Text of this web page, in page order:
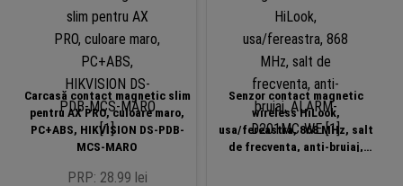
Carcasă contact magnetic slim
pentru AX PRO, culoare maro,
PC+ABS, HIKVISION DS-PDB-
MCS-MARO
PRP: 28.99 lei
Senzor contact magnetic
wireless HiLook,
usa/fereastra, 868 MHz, salt
de frecventa, anti-bruiaj,